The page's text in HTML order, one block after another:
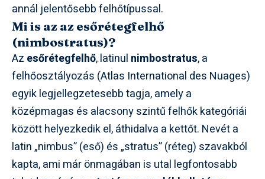
annál jelentősebb felhőtípussal.
Mi is az az esőrétegfelhő
(nimbostratus)?
Az esőrétegfelhő, latinul nimbostratus, a
felhőosztályozás (Atlas International des Nuages)
egyik legjellegzetesebb tagja, amely a
középmagas és alacsony szintű felhők kategóriái
között helyezkedik el, áthidalva a kettőt. Nevét a
latin „nimbus” (eső) és „stratus” (réteg) szavakból
kapta, ami már önmagában is utal legfontosabb